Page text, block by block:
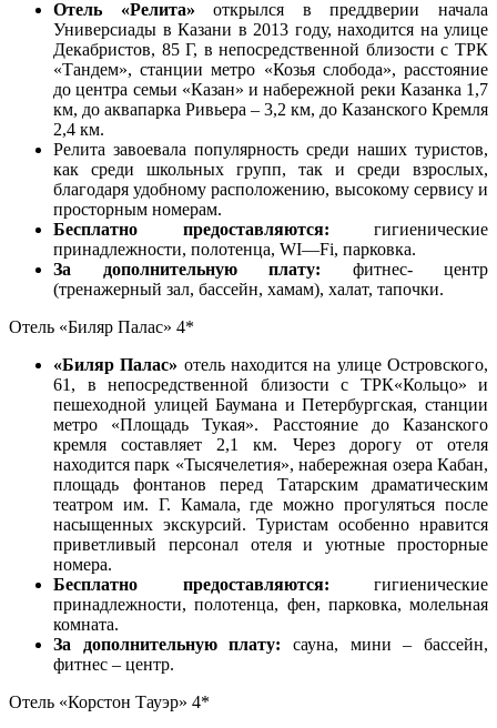
Отель «Релита» открылся в преддверии начала
Универсиады в Казани в 2013 году, находится на улице
Декабристов, 85 Г, в непосредственной близости с ТРК
«Тандем», станции метро «Козья слобода», расстояние
до центра семьи «Казан» и набережной реки Казанка 1,7
км, до аквапарка Ривьера – 3,2 км, до Казанского Кремля
2,4 км.
Релита завоевала популярность среди наших туристов,
как среди школьных групп, так и среди взрослых,
благодаря удобному расположению, высокому сервису и
просторным номерам.
Бесплатно предоставляются: гигиенические
принадлежности, полотенца, WI—Fi, парковка.
За дополнительную плату: фитнес- центр
(тренажерный зал, бассейн, хамам), халат, тапочки.
Отель «Биляр Палас» 4*
«Биляр Палас» отель находится на улице Островского,
61, в непосредственной близости с ТРК«Кольцо» и
пешеходной улицей Баумана и Петербургская, станции
метро «Площадь Тукая». Расстояние до Казанского
кремля составляет 2,1 км. Через дорогу от отеля
находится парк «Тысячелетия», набережная озера Кабан,
площадь фонтанов перед Татарским драматическим
театром им. Г. Камала, где можно прогуляться после
насыщенных экскурсий. Туристам особенно нравится
приветливый персонал отеля и уютные просторные
номера.
Бесплатно предоставляются: гигиенические
принадлежности, полотенца, фен, парковка, молельная
комната.
За дополнительную плату: сауна, мини – бассейн,
фитнес – центр.
Отель «Корстон Тауэр» 4*